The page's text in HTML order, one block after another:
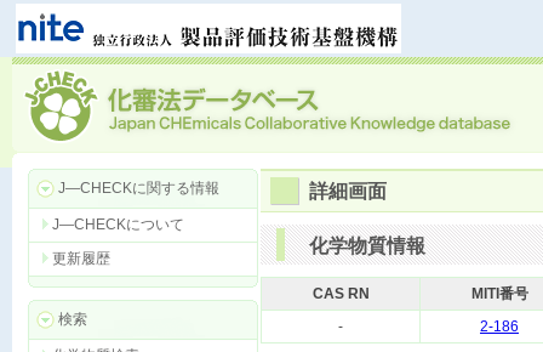
J―CHECKに関する情報
J―CHECKについて
更新履歴
検索
詳細画面
化学物質情報
CAS RN
MITI番号
-
2-186